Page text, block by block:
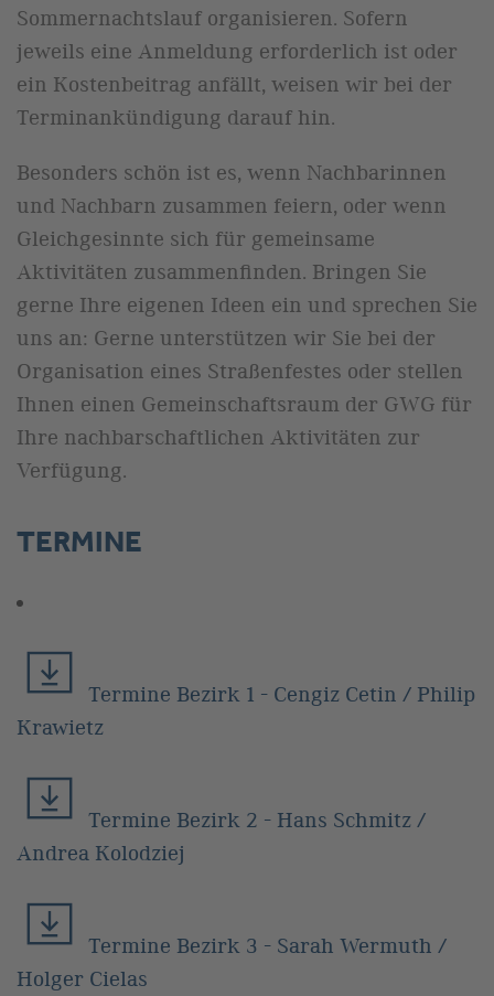
Sommernachtslauf organisieren. Sofern
jeweils eine Anmeldung erforderlich ist oder
ein Kostenbeitrag anfällt, weisen wir bei der
Terminankündigung darauf hin.
Besonders schön ist es, wenn Nachbarinnen
und Nachbarn zusammen feiern, oder wenn
Gleichgesinnte sich für gemeinsame
Aktivitäten zusammenfinden. Bringen Sie
gerne Ihre eigenen Ideen ein und sprechen Sie
uns an: Gerne unterstützen wir Sie bei der
Organisation eines Straßenfestes oder stellen
Ihnen einen Gemeinschaftsraum der GWG für
Ihre nachbarschaftlichen Aktivitäten zur
Verfügung.
TERMINE
Termine Bezirk 1 - Cengiz Cetin / Philip
Krawietz
Termine Bezirk 2 - Hans Schmitz /
Andrea Kolodziej
Termine Bezirk 3 - Sarah Wermuth /
Holger Cielas